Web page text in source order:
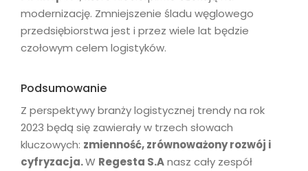
modernizację. Zmniejszenie śladu węglowego
przedsiębiorstwa jest i przez wiele lat będzie
czołowym celem logistyków.
Podsumowanie
Z perspektywy branży logistycznej trendy na rok
2023 będą się zawierały w trzech słowach
kluczowych: zmienność, zrównoważony rozwój i
cyfryzacja.W Regesta S.Anasz cały zespół